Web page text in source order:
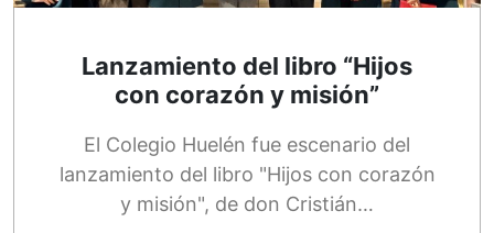
Lanzamiento del libro “Hijos
con corazón y misión”
El Colegio Huelén fue escenario del
lanzamiento del libro "Hijos con corazón
y misión", de don Cristián…